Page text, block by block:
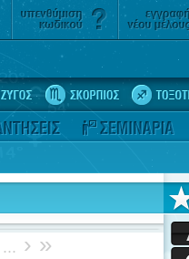
... › »